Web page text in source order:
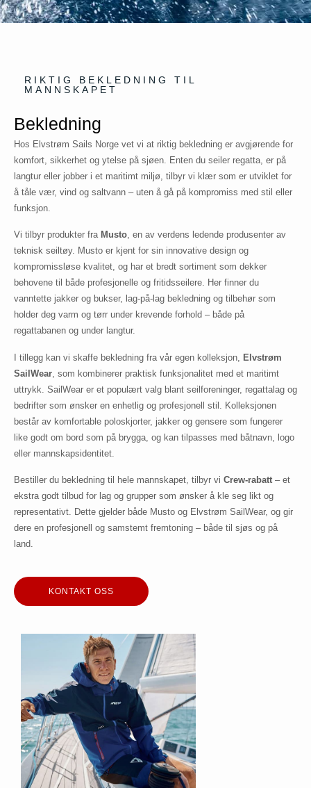
RIKTIG BEKLEDNING TIL
MANNSKAPET
Bekledning
Hos Elvstrøm Sails Norge vet vi at riktig bekledning er avgjørende for
komfort, sikkerhet og ytelse på sjøen. Enten du seiler regatta, er på
langtur eller jobber i et maritimt miljø, tilbyr vi klær som er utviklet for
å tåle vær, vind og saltvann – uten å gå på kompromiss med stil eller
funksjon.
Vi tilbyr produkter fra Musto, en av verdens ledende produsenter av
teknisk seiltøy. Musto er kjent for sin innovative design og
kompromissløse kvalitet, og har et bredt sortiment som dekker
behovene til både profesjonelle og fritidsseilere. Her finner du
vanntette jakker og bukser, lag-på-lag bekledning og tilbehør som
holder deg varm og tørr under krevende forhold – både på
regattabanen og under langtur.
I tillegg kan vi skaffe bekledning fra vår egen kolleksjon, Elvstrøm
SailWear , som kombinerer praktisk funksjonalitet med et maritimt
uttrykk. SailWear er et populært valg blant seilforeninger, regattalag og
bedrifter som ønsker en enhetlig og profesjonell stil. Kolleksjonen
består av komfortable poloskjorter, jakker og gensere som fungerer
like godt om bord som på brygga, og kan tilpasses med båtnavn, logo
eller mannskapsidentitet.
Bestiller du bekledning til hele mannskapet, tilbyr vi Crew-rabatt – et
ekstra godt tilbud for lag og grupper som ønsker å kle seg likt og
representativt. Dette gjelder både Musto og Elvstrøm SailWear, og gir
dere en profesjonell og samstemt fremtoning – både til sjøs og på
land.
KONTAKT OSS